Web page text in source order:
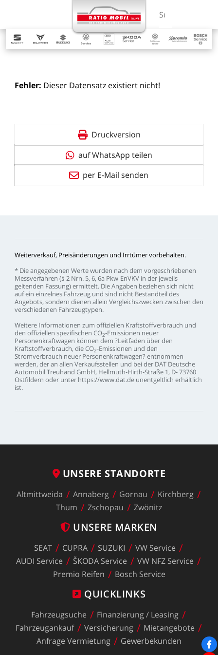
Suchbegriff
Fehler: Dieser Datensatz existiert nicht!
Druckversion
auf WhatsApp teilen
per E-Mail senden
Weiterverkauf, Preisänderungen und Irrtümervorbehalten.
* Dieangegebenen Wertewurden nach dem vorgeschriebenen
Messverfahren (§ 2 Nrn. 5, 6, 6a Pkw-EnVKV in der jeweils
geltenden Fassung)ermittelt. DieAngaben beziehen sich nicht
aufein einzelnes Fahrzeug und sind nicht Bestandteildes
Angebots, sondern dienen allein Vergleichszwecken zwischen den
verschiedenen Fahrzeugtypen.
Weitere Informationen zum offiziellen Kraftstoffverbrauch und
den offiziellen spezifischen CO2-Emissionen neuer
Personenkraftwagen können dem ?Leitfaden überden
Kraftstoffverbrauch, dieCO2-Emissionen und den
Stromverbrauch neuer Personenkraftwagen? entnommen
werden, deran allen Verkaufsstellen und beider DAT Deutsche
AutomobilTreuhand GmbH, Hellmuth-Hirth-Straße 1, D-73760
Ostfildern oder unter https://www.dat.de unentgeltlich erhältlich
ist.
UNSERE STANDORTE
Altmittweida Annaberg Gornau
Kirchberg
Thum
Zschopau Zwönitz
UNSERE MARKEN
SEAT CUPRA SUZUKI VW Service
AUDI Service ŠKODA Service VW NFZ Service
Premio Reifen Bosch Service
QUICKLINKS
Fahrzeugsuche Finanzierung/ Leasing
Fahrzeugankauf
Versicherung
Mietangebote
Anfrage Vermietung Gewerbekunden